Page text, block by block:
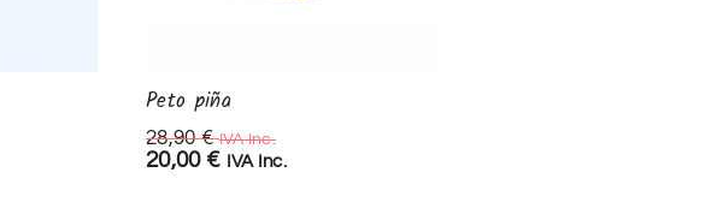
Peto piña
28,90€ IVA Inc.
20,00 € IVA Inc.